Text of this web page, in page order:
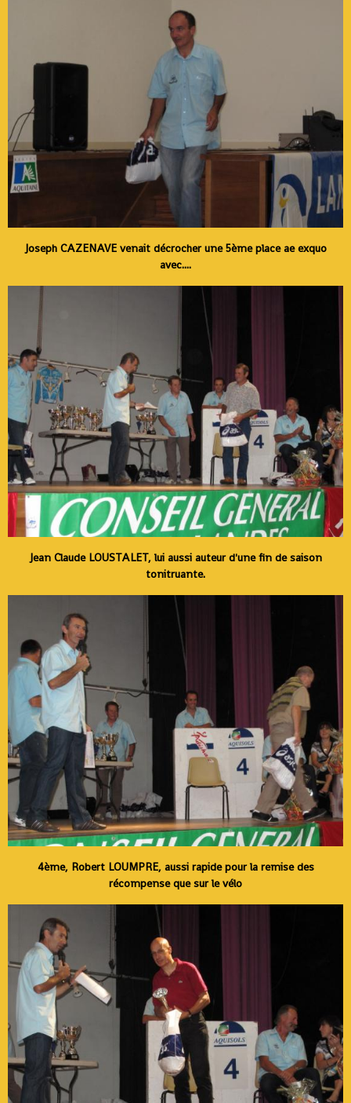
Joseph CAZENAVE venait décrocher une 5ème place ae exquo
avec....
Jean Claude LOUSTALET, lui aussi auteur d'une fin de saison
tonitruante.
4ème, Robert LOUMPRE, aussi rapide pour la remise des
récompense que sur le vélo